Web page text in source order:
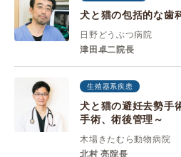
犬と猫の包括的な歯
日野どうぶつ病院
津田卓二院長
生殖器系疾患
犬と猫の避妊去勢手
手術、術後管理～
木場きたむら動物病院
北村 亮院長